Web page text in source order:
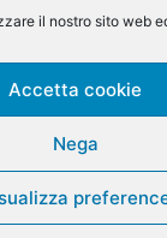
il nostro sito web
Accetta cookie
Nega
coinvolge tecnologie,
SEGUICI